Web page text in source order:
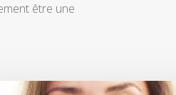
être une